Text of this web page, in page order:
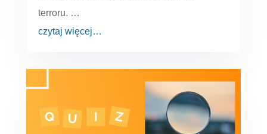
terroru. …
czytaj więcej…